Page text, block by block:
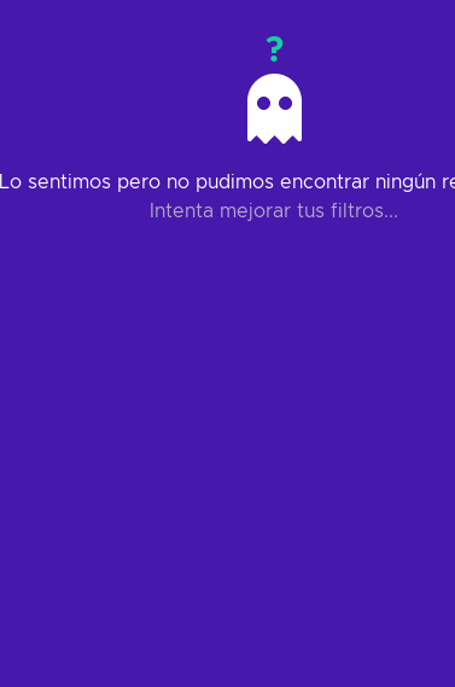
?
Lo sentimos pero no pudimos encontrar ningún
Intenta mejorar tus filtros...